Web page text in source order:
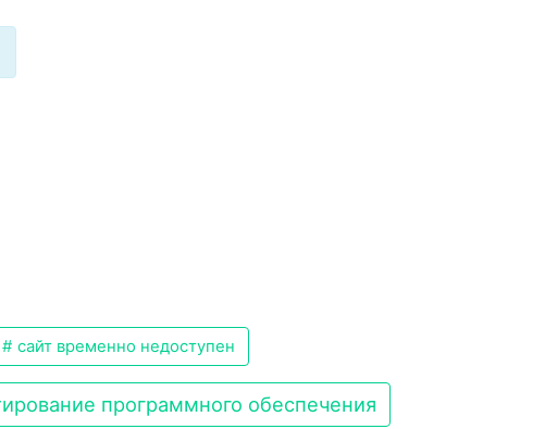
сайт временно недоступен
программного обеспечения